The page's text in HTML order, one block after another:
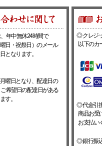
年中無休24時間で
日・祝祭日）のメール
となります。
曜日となり、配達日の
希望日の配達日がある
す。
◎ クレジ
以下のカ
◎ 代金引
商品お受
お支払い
◎ 銀行振